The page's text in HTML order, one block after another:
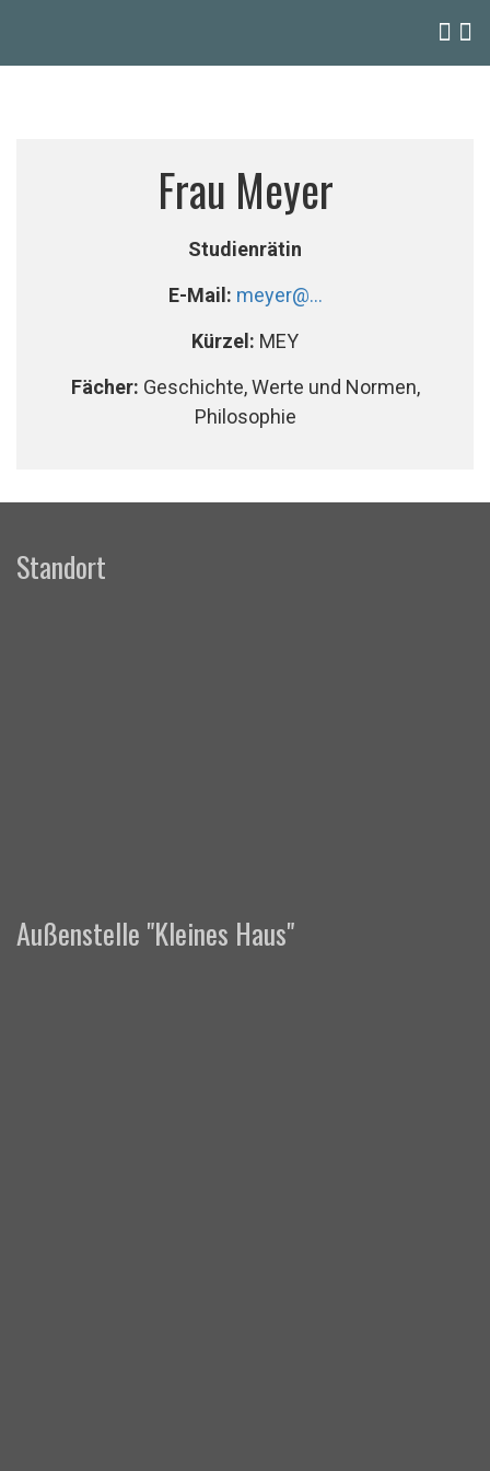
Frau Meyer
Studienrätin
E-Mail: meyer@...
Kürzel: MEY
Fächer: Geschichte, Werte und Normen,
Philosophie
Standort
Außenstelle "Kleines Haus"